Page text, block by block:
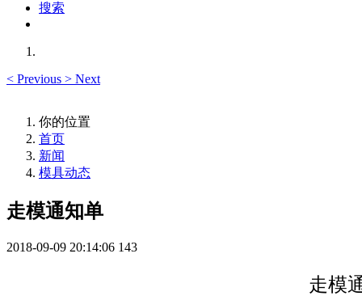
搜索
< Previous > Next
你的位置
首页
新闻
模具动态
走模通知单
2018-09-09 20:14:06 143
走模